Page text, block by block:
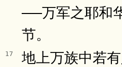
──万军之耶和
节。
17
地上万族中若